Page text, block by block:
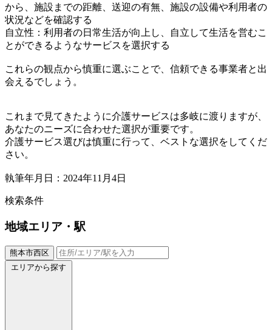
から、施設までの距離、送迎の有無、施設の設備や利用者の
状況などを確認する
自立性：利用者の日常生活が向上し、自立して生活を営むこ
とができるようなサービスを選択する
これらの観点から慎重に選ぶことで、信頼できる事業者と出
会えるでしょう。
これまで見てきたように介護サービスは多岐に渡りますが、
あなたのニーズに合わせた選択が重要です。
介護サービス選びは慎重に行って、ベストな選択をしてくだ
さい。
執筆年月日：2024年11月4日
検索条件
地域エリア・駅
熊本市西区
エリアから探す